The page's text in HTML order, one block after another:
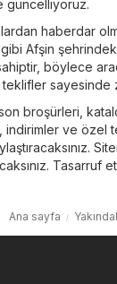
güncelliyoruz.
haberdar
gibi Afşin
böylece
sayesinde
broşürleri,
ve özel
Tasarruf
Ana sayfa